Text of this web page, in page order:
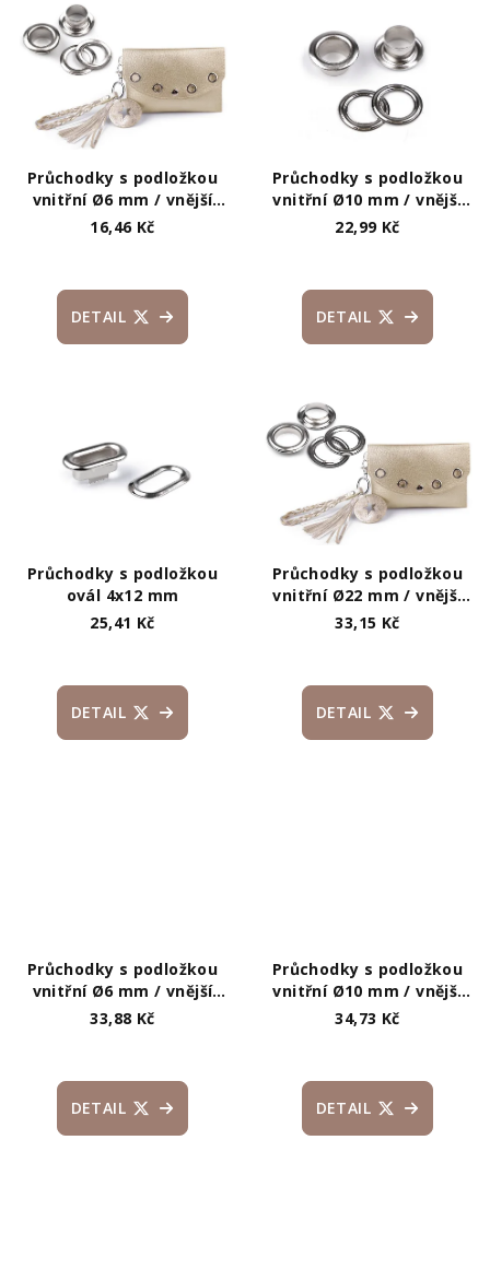
up
Průchodky s podložkou
vnitřní Ø6 mm / vnější
Ø11 mm
16,46 Kč
DETAIL
Průchodky s podložkou
vnitřní Ø10 mm / vnější
Ø17 mm
22,99 Kč
DETAIL
Průchodky s podložkou
ovál 4x12 mm
25,41 Kč
DETAIL
Průchodky s podložkou
vnitřní Ø22 mm / vnější
Ø34 mm
33,15 Kč
DETAIL
Průchodky s podložkou
vnitřní Ø6 mm / vnější
Ø11 mm
33,88 Kč
DETAIL
Průchodky s podložkou
vnitřní Ø10 mm / vnější
Ø16 mm
34,73 Kč
DETAIL